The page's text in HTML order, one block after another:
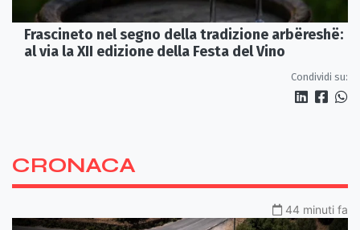
Frascineto nel segno della tradizione arbëreshë:
al via la XII edizione della Festa del Vino
Condividi su:
CRONACA
44 minuti fa